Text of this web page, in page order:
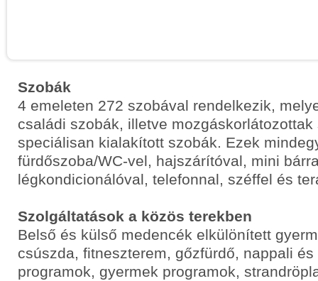
Szobák
4 emeleten 272 szobával rendelkezik,
családi szobák, illetve mozgáskorlátozottak
speciálisan kialakított szobák. Ezek
fürdőszoba/WC-vel, hajszárítóval, mini
légkondicionálóval, telefonnal, széffel és
Szolgáltatások a közös terekben
Belső és külső medencék elkülönített
csúszda, fitneszterem, gőzfürdő, nappali
programok, gyermek programok,